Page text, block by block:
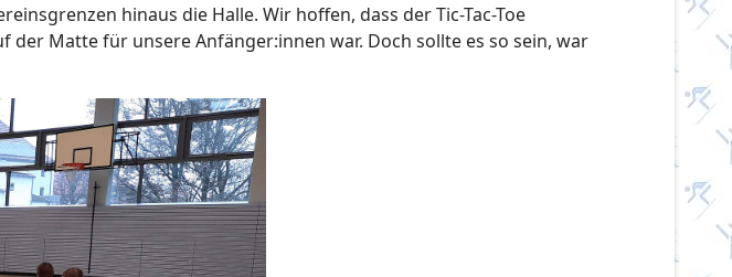
hinaus die Halle. Wir hoffen, dass der Tic-Tac-Toe
Matte für unsere Anfänger:innen war. Doch sollte es so sein, war